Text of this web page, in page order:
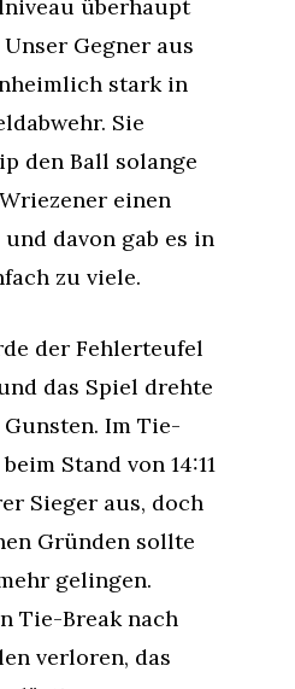
überhaupt
Gegner aus
stark in
Sie
den Ball solange
einen
davon gab es in
zu viele.
der Fehlerteufel
das Spiel drehte
Im Tie-
Stand von 14:11
Sieger aus, doch
Gründen sollte
gelingen.
Tie-Break nach
verloren, das